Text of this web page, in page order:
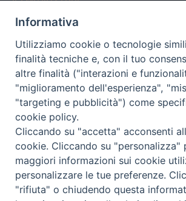
La nostra storia
Statuto
Presidenza e ufficio presidenza
Consiglio scientifico
Coordinamento nazionale
COPYRIGHT Scienza & Vita - C.F
Informativa
Utilizziamo cookie o tecnologie
finalità tecniche e, con il tuo
altre finalità ("interazioni e
"miglioramento dell'esperienza",
"targeting e pubblicità") come
cookie policy.
Cliccando su "accetta" acconsenti
cookie. Cliccando su "personalizza"
maggiori informazioni sui cookie
personalizzare le tue preferenze.
"rifiuta" o chiudendo questa